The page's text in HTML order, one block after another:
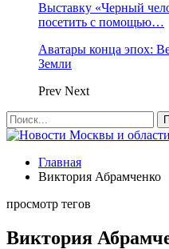
Выставку «Черный
посетить с помощью…
Аватары конца эпох:
Земли
Prev Next
Главная
Виктория Абрамченко
просмотр тегов
Виктория